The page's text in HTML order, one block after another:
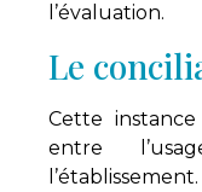
l’évaluation.
Le
Cette
entre